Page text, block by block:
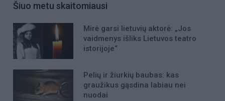
Šiuo metu skaitomiausi
Mirė garsi lietuvių aktorė: „Jos
vaidmenys išliks Lietuvos teatro
istorijoje“
Pelių ir žiurkių baubas: kas
graužikus gąsdina labiau nei
nuodai